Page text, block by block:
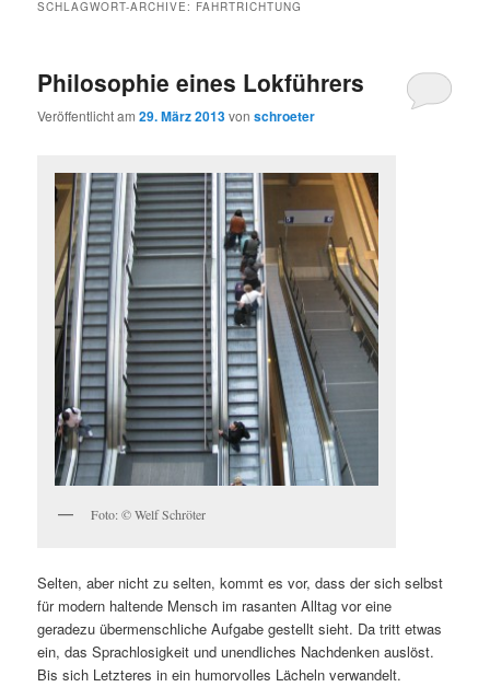
SCHLAGWORT-ARCHIVE: FAHRTRICHTUNG
Philosophie eines Lokführers
Veröffentlicht am29. März 2013vonschroeter
Foto: © Welf Schröter
Selten, aber nicht zu selten, kommt es vor, dass der sich selbst
für modern haltende Mensch im rasanten Alltag vor eine
geradezu übermenschliche Aufgabe gestellt sieht. Da tritt etwas
ein, das Sprachlosigkeit und unendliches Nachdenken auslöst.
Bis sich Letzteres in ein humorvolles Lächeln verwandelt.